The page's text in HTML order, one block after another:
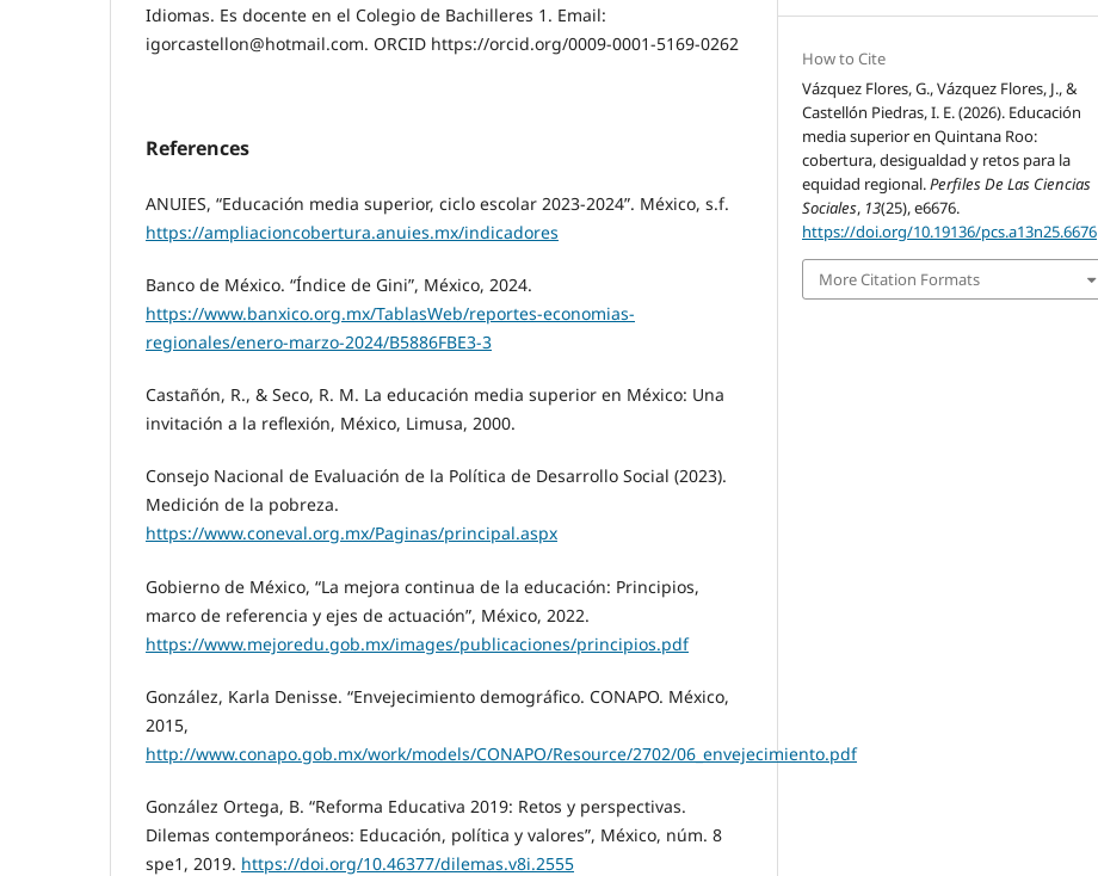
Idiomas. Es docente en el Colegio de Bachilleres 1. Email:
igorcastellon@hotmail.com. ORCID https://orcid.org/0009-0001-5169-0262
References
ANUIES, “Educación media superior, ciclo escolar 2023-2024”. México, s.f.
https://ampliacioncobertura.anuies.mx/indicadores
Banco de México. “Índice de Gini”, México, 2024.
https://www.banxico.org.mx/TablasWeb/reportes-economias-
regionales/enero-marzo-2024/B5886FBE3-3
Castañón, R., & Seco, R. M. La educación media superior en México: Una
invitación a la reflexión, México, Limusa, 2000.
Consejo Nacional de Evaluación de la Política de Desarrollo Social (2023).
Medición de la pobreza.
https://www.coneval.org.mx/Paginas/principal.aspx
Gobierno de México, “La mejora continua de la educación: Principios,
marco de referencia y ejes de actuación”, México, 2022.
https://www.mejoredu.gob.mx/images/publicaciones/principios.pdf
González, Karla Denisse. “Envejecimiento demográfico. CONAPO. México,
2015,
http://www.conapo.gob.mx/work/models/CONAPO/Resource/2702/06_envejecimiento.pdf
González Ortega, B. “Reforma Educativa 2019: Retos y perspectivas.
Dilemas contemporáneos: Educación, política y valores”, México, núm. 8
spe1, 2019. https://doi.org/10.46377/dilemas.v8i.2555
How to Cite
Vázquez Flores, G., Vázquez Flores, J., &
Castellón Piedras, I. E. (2026). Educación
media superior en Quintana Roo:
cobertura, desigualdad y retos para la
equidad regional.Perfiles De Las Ciencias
Sociales, 13(25), e6676.
https://doi.org/10.19136/pcs.a13n25.6676
More Citation Formats